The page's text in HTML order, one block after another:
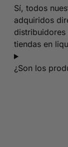
Sí, todos
adquiridos
tiendas en
¿Son los